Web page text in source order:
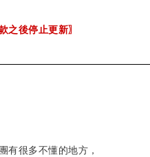
之後停止更新〗
有很多不懂的地方，